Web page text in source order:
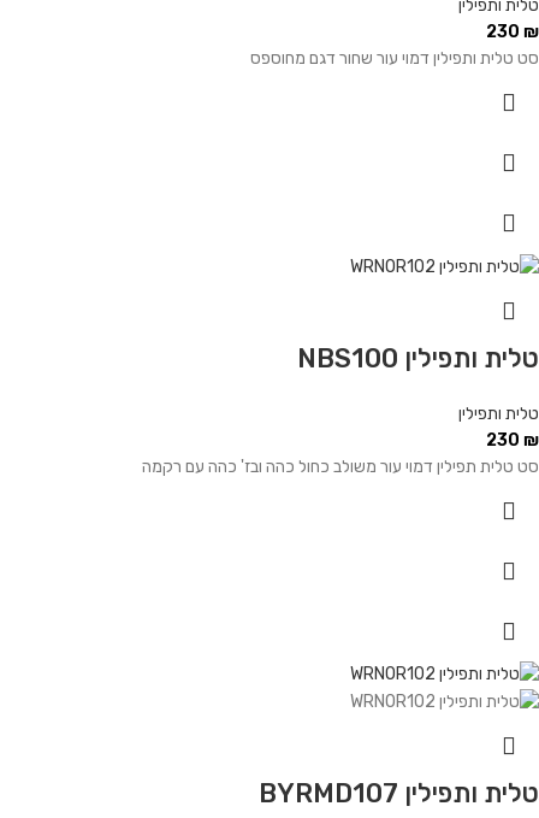
טלית ותפילין
230 ₪
סט טלית ותפילין דמוי עור שחור דגם מחוספס
טלית ותפילין NBS100
טלית ותפילין
230 ₪
סט טלית תפילין דמוי עור משולב כחול כהה ובז' כהה עם רקמה
טלית ותפילין BYRMD107